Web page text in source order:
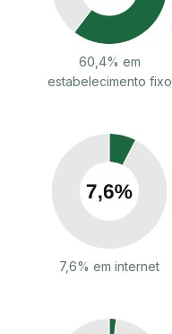
60,4% em
estabelecimento fixo
7,6% em internet